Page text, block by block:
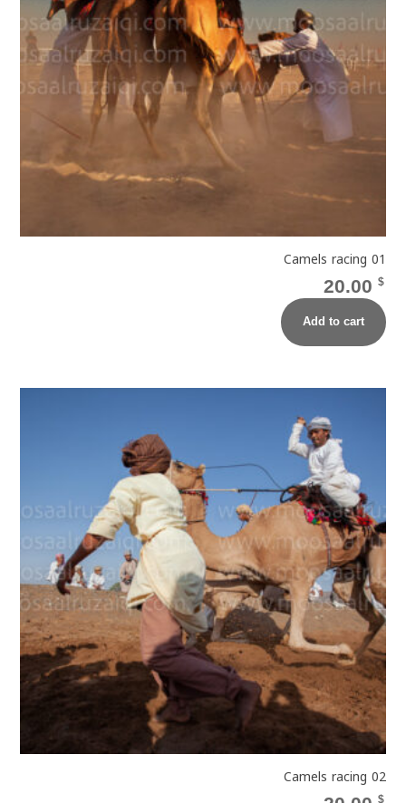
Camels racing 01
20.00 $
Add to cart
Camels racing 02
$